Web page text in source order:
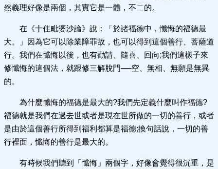
然義理好像是兩個，其實它是一體，不二的。
在《十住毗婆沙論》說：「於諸福德中，懺悔的福德最
大。」因為它可以除業障罪故，也可以得到這個善行、菩薩道
行。我們在懺悔以後，也有勸請、隨喜、回向;我們這樣子來
修懺悔的這個法，就跟修三解脫門──空、無相、無願是無異
的。
為什麼懺悔的福德是最大的?我們先定義什麼叫作福德?
福德就是我們在過去世或者是現在世所做的一切的善行，或者
是由於這個善行所得到福利都算是福德;換句話說，一切的善
行裡面，懺悔的善行是最大的。
有時候我們聽到「懺悔」兩個字，好像會覺得很沉重，是